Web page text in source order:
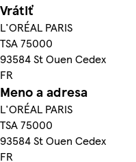
Vrátiť
L'ORÉAL PARIS
TSA 75000
93584 St Ouen Cedex
FR
Meno a adresa
L'ORÉAL PARIS
TSA 75000
93584 St Ouen Cedex
FR